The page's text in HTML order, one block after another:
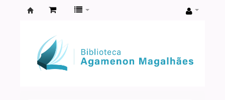
Agamenon
Magalhães